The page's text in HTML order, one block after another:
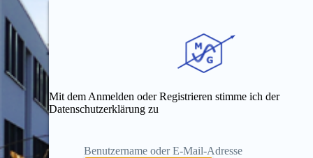
Mit dem Anmelden oder Registrieren stimme ich der
Datenschutzerklärung zu
Benutzername oder E-Mail-Adresse